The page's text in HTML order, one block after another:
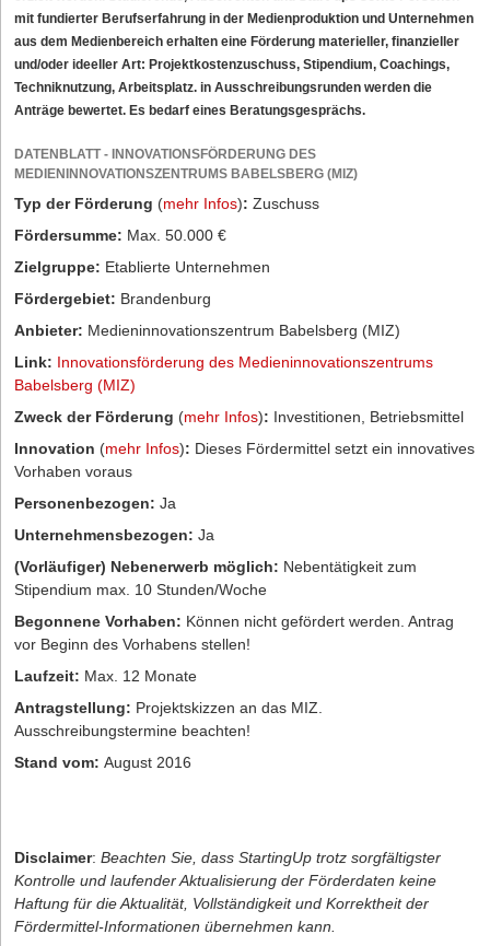
mit fundierter Berufserfahrung in der Medienproduktion und Unternehmen
aus dem Medienbereich erhalten eine Förderung materieller, finanzieller
und/oder ideeller Art: Projektkostenzuschuss, Stipendium, Coachings,
Techniknutzung, Arbeitsplatz. in Ausschreibungsrunden werden die
Anträge bewertet. Es bedarf eines Beratungsgesprächs.
DATENBLATT - INNOVATIONSFÖRDERUNG DES
MEDIENINNOVATIONSZENTRUMS BABELSBERG (MIZ)
Typ der Förderung (mehr Infos): Zuschuss
Fördersumme: Max. 50.000 €
Zielgruppe: Etablierte Unternehmen
Fördergebiet: Brandenburg
Anbieter: Medieninnovationszentrum Babelsberg (MIZ)
Link: Innovationsförderung des Medieninnovationszentrums
Babelsberg (MIZ)
Zweck der Förderung (mehr Infos): Investitionen, Betriebsmittel
Innovation (mehr Infos): Dieses Fördermittel setzt ein innovatives
Vorhaben voraus
Personenbezogen: Ja
Unternehmensbezogen: Ja
(Vorläufiger) Nebenerwerb möglich: Nebentätigkeit zum
Stipendium max. 10 Stunden/Woche
Begonnene Vorhaben: Können nicht gefördert werden. Antrag
vor Beginn des Vorhabens stellen!
Laufzeit: Max. 12 Monate
Antragstellung: Projektskizzen an das MIZ.
Ausschreibungstermine beachten!
Stand vom: August 2016
Disclaimer: Beachten Sie, dass StartingUp trotz sorgfältigster
Kontrolle und laufender Aktualisierung der Förderdaten keine
Haftung für die Aktualität, Vollständigkeit und Korrektheit der
Fördermittel-Informationen übernehmen kann.